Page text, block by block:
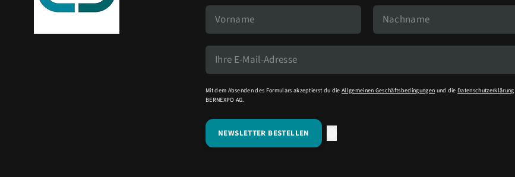
Mit dem Absenden des Formulars akzeptierst du die Allgemeinen Geschäftsbedingungen und die Datenschutzerklärung
BERNEXPO AG.